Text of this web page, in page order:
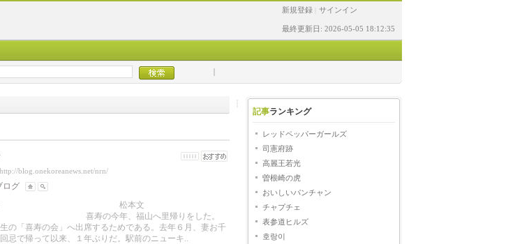
新規登録 サインイン
最終更新日: 2026-05-05 18:12:35
http://blog.onekoreanews.net/nrn/
ログ
かり」紀行 松本文
年、福山へ里帰りをした。
の「喜寿の会」へ出席するためである。去年６月、妻お千
忌で帰って以来、１年ぶりだ。駅前のニューキ..
記事ランキング
レッドペッパーガールズ
司憲府跡
高麗王若光
曽根崎の虎
おいしいパンチャン
チャプチェ
表参道ヒルズ
호랑이